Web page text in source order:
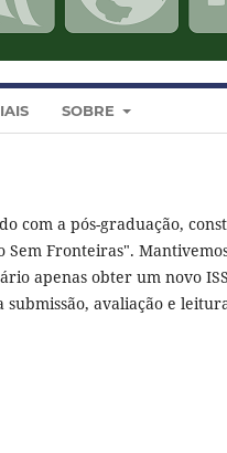
SOBRE
com a pós-graduação,
Fronteiras".
apenas obter um novo
submissão, avaliação e